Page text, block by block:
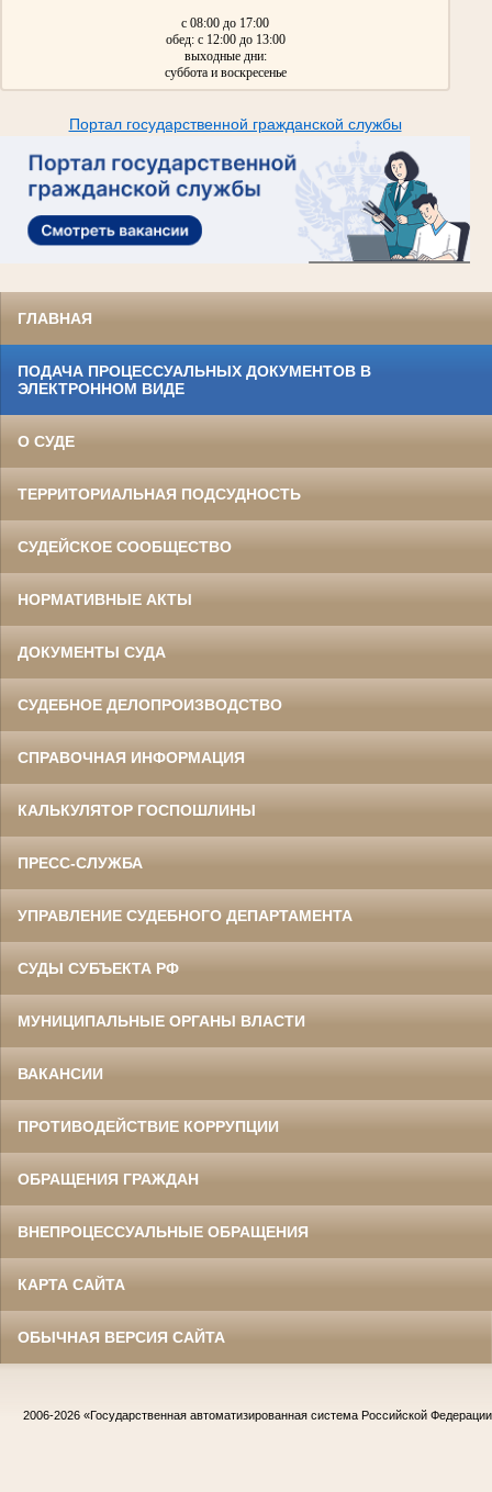
с 08:00 до 17:00
обед: с 12:00 до 13:00
выходные дни:
суббота и воскресенье
Портал государственной гражданской службы
ГЛАВНАЯ
ПОДАЧА ПРОЦЕССУАЛЬНЫХ ДОКУМЕНТОВ В
ЭЛЕКТРОННОМ ВИДЕ
О СУДЕ
ТЕРРИТОРИАЛЬНАЯ ПОДСУДНОСТЬ
СУДЕЙСКОЕ СООБЩЕСТВО
НОРМАТИВНЫЕ АКТЫ
ДОКУМЕНТЫ СУДА
СУДЕБНОЕ ДЕЛОПРОИЗВОДСТВО
СПРАВОЧНАЯ ИНФОРМАЦИЯ
КАЛЬКУЛЯТОР ГОСПОШЛИНЫ
ПРЕСС-СЛУЖБА
УПРАВЛЕНИЕ СУДЕБНОГО ДЕПАРТАМЕНТА
СУДЫ СУБЪЕКТА РФ
МУНИЦИПАЛЬНЫЕ ОРГАНЫ ВЛАСТИ
ВАКАНСИИ
ПРОТИВОДЕЙСТВИЕ КОРРУПЦИИ
ОБРАЩЕНИЯ ГРАЖДАН
ВНЕПРОЦЕССУАЛЬНЫЕ ОБРАЩЕНИЯ
КАРТА САЙТА
ОБЫЧНАЯ ВЕРСИЯ САЙТА
2006-2026 «Государственная автоматизированная система Российской